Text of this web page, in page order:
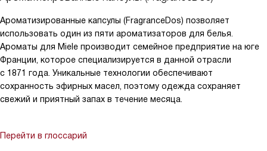
Ароматизированные капсулы (FragranceDos) позволяет
использовать один из пяти ароматизаторов для белья.
Ароматы для Miele производит семейное предприятие на юге
Франции, которое специализируется в данной отрасли
с 1871 года. Уникальные технологии обеспечивают
сохранность эфирных масел, поэтому одежда сохраняет
свежий и приятный запах в течение месяца.
Перейти в глоссарий